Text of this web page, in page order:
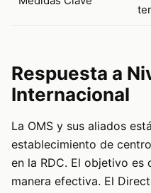
Respuesta a
Internacional
La OMS y sus aliados
establecimiento de
en la RDC. El objetivo
manera efectiva. El